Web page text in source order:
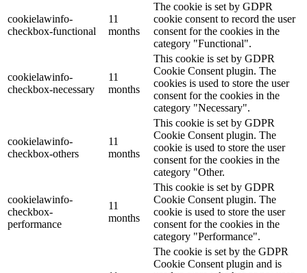
cookielawinfo-
checkbox-functional
11
months
The cookie is set by GDPR
cookie consent to record the user
consent for the cookies in the
category "Functional".
cookielawinfo-
checkbox-necessary
11
months
This cookie is set by GDPR
Cookie Consent plugin. The
cookies is used to store the user
consent for the cookies in the
category "Necessary".
cookielawinfo-
checkbox-others
11
months
This cookie is set by GDPR
Cookie Consent plugin. The
cookie is used to store the user
consent for the cookies in the
category "Other.
cookielawinfo-
checkbox-
performance
11
months
This cookie is set by GDPR
Cookie Consent plugin. The
cookie is used to store the user
consent for the cookies in the
category "Performance".
The cookie is set by the GDPR
Cookie Consent plugin and is